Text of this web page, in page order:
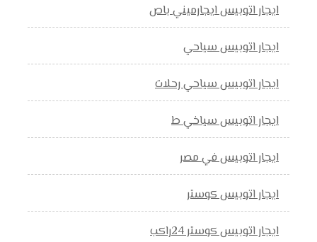
ايجار اتوبيس ايجارميني باص
ايجار اتوبيس سياحي
ايجار اتوبيس سياحي رحلات
ايجار اتوبيس سياخي ط
ايجار اتوبيس في مصر
ايجار اتوبيس كوستر
ايجار اتوبيس كوستر 24راكب